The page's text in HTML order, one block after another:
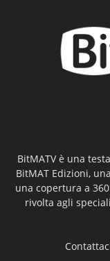
BitMATV è una
BitMAT Edizioni,
una copertura a
rivolta agli